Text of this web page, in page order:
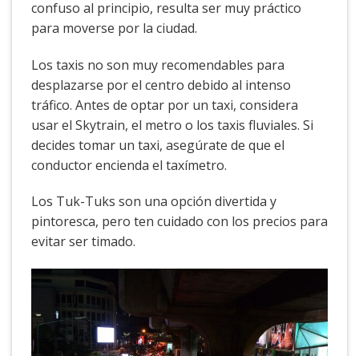
confuso al principio, resulta ser muy práctico
para moverse por la ciudad.
Los taxis no son muy recomendables para
desplazarse por el centro debido al intenso
tráfico. Antes de optar por un taxi, considera
usar el Skytrain, el metro o los taxis fluviales. Si
decides tomar un taxi, asegúrate de que el
conductor encienda el taxímetro.
Los Tuk-Tuks son una opción divertida y
pintoresca, pero ten cuidado con los precios para
evitar ser timado.